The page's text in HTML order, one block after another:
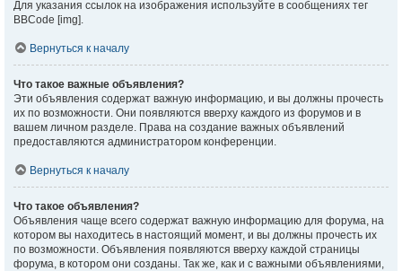
Для указания ссылок на изображения используйте в сообщениях тег
BBCode [img].
Вернуться к началу
Что такое важные объявления?
Эти объявления содержат важную информацию, и вы должны прочесть
их по возможности. Они появляются вверху каждого из форумов и в
вашем личном разделе. Права на создание важных объявлений
предоставляются администратором конференции.
Вернуться к началу
Что такое объявления?
Объявления чаще всего содержат важную информацию для форума, на
котором вы находитесь в настоящий момент, и вы должны прочесть их
по возможности. Объявления появляются вверху каждой страницы
форума, в котором они созданы. Так же, как и с важными объявлениями,